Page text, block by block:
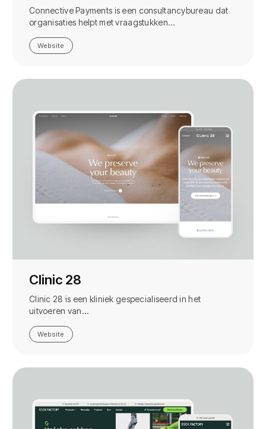
Connective Payments is een consultancybureau dat
organisaties helpt met vraagstukken…
Website
Clinic 28
Clinic 28 is een kliniek gespecialiseerd in het
uitvoeren van…
Website